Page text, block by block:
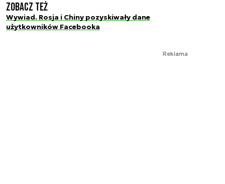
Zobacz też
Wywiad. Rosja i Chiny pozyskiwały dane
użytkowników Facebooka
Reklama